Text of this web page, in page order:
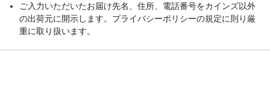
ご入力いただいたお届け先名、住所、電話番号をカインズ以外
の出荷元に開示します。プライバシーポリシーの規定に則り厳
重に取り扱います。